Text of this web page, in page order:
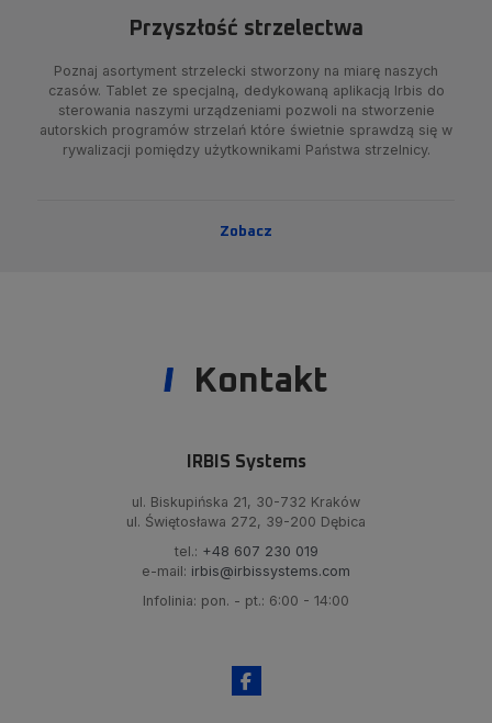
Przyszłość strzelectwa
Poznaj asortyment strzelecki stworzony na miarę naszych
czasów. Tablet ze specjalną, dedykowaną aplikacją Irbis do
sterowania naszymi urządzeniami pozwoli na stworzenie
autorskich programów strzelań które świetnie sprawdzą się w
rywalizacji pomiędzy użytkownikami Państwa strzelnicy.
Zobacz
Kontakt
IRBIS Systems
ul. Biskupińska 21, 30-732 Kraków
ul. Świętosława 272, 39-200 Dębica
tel.: +48 607 230 019
e-mail: irbis@irbissystems.com
Infolinia: pon. - pt.: 6:00 - 14:00